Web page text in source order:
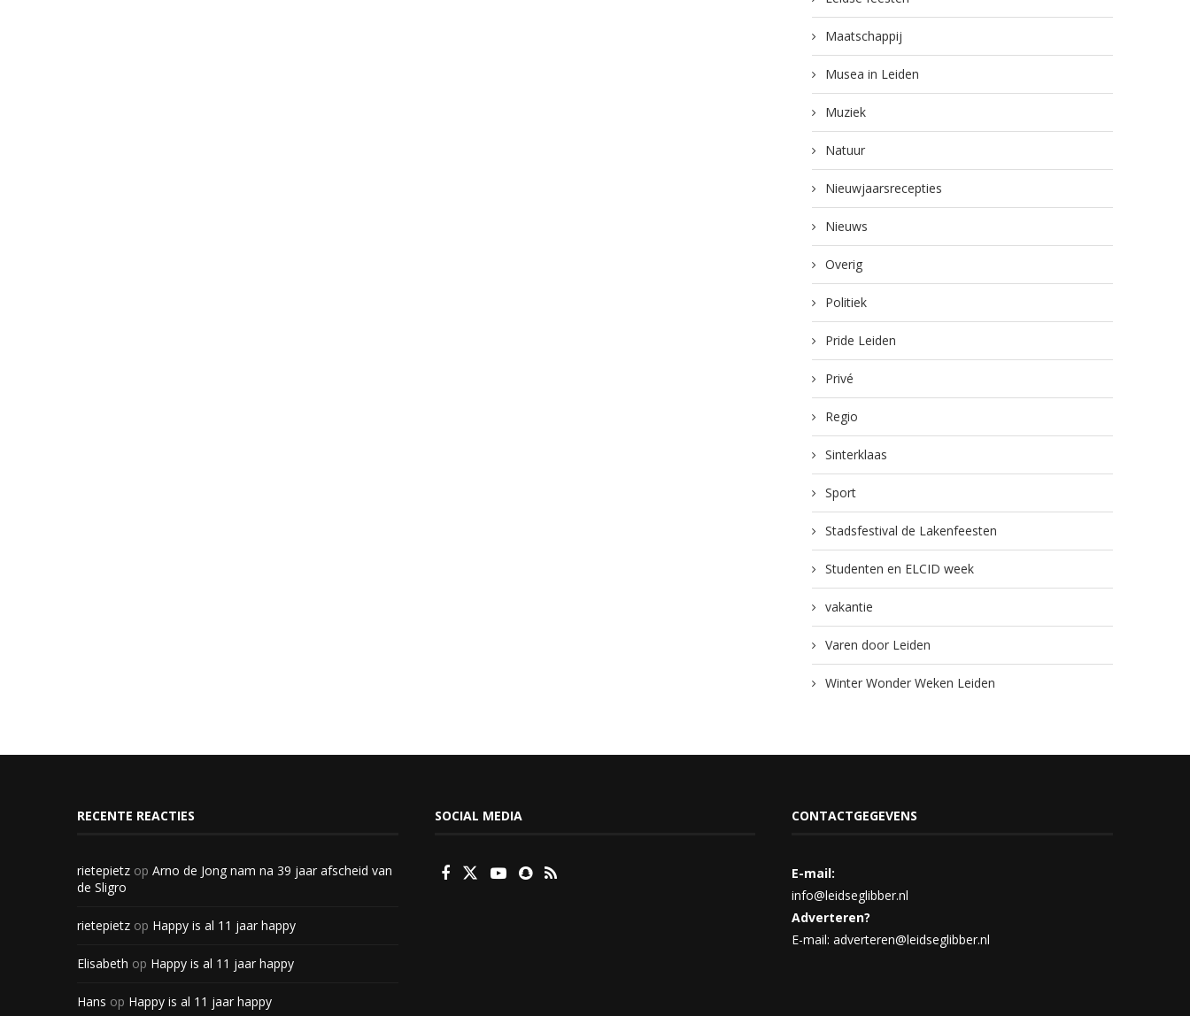
Maatschappij
Musea in Leiden
Muziek
Natuur
Nieuwjaarsrecepties
Nieuws
Overig
Politiek
Pride Leiden
Privé
Regio
Sinterklaas
Sport
Stadsfestival de Lakenfeesten
Studenten en ELCID week
vakantie
Varen door Leiden
Winter Wonder Weken Leiden
RECENTE REACTIES
rietepietz op Arno de Jong nam na 39 jaar afscheid van
de Sligro
rietepietz op Happy is al 11 jaar happy
Elisabeth op Happy is al 11 jaar happy
Hans op Happy is al 11 jaar happy
SOCIAL MEDIA CONTACTGEGEVENS
E-mail:
info@leidseglibber.nl
Adverteren?
E-mail: adverteren@leidseglibber.nl